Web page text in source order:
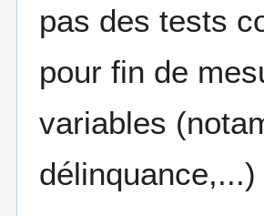
pas des tests
pour fin de
variables